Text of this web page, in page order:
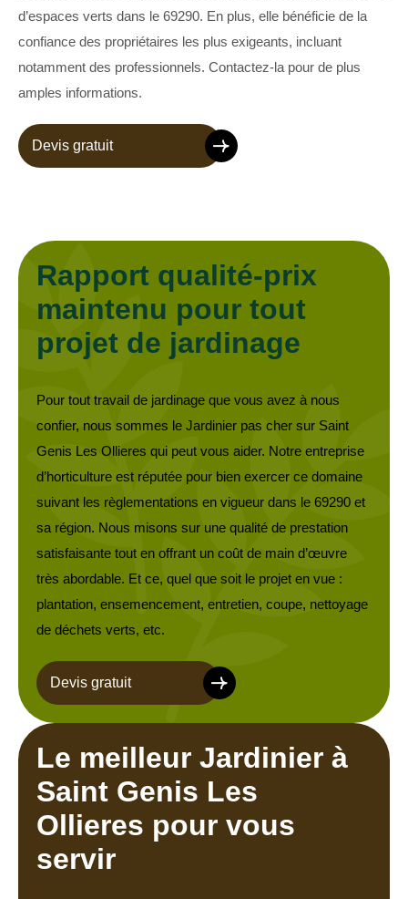
d’espaces verts dans le 69290. En plus, elle bénéficie de la
confiance des propriétaires les plus exigeants, incluant
notamment des professionnels. Contactez-la pour de plus
amples informations.
Devis gratuit
Rapport qualité-prix
maintenu pour tout
projet de jardinage
Pour tout travail de jardinage que vous avez à nous
confier, nous sommes le Jardinier pas cher sur Saint
Genis Les Ollieres qui peut vous aider. Notre entreprise
d’horticulture est réputée pour bien exercer ce domaine
suivant les règlementations en vigueur dans le 69290 et
sa région. Nous misons sur une qualité de prestation
satisfaisante tout en offrant un coût de main d’œuvre
très abordable. Et ce, quel que soit le projet en vue :
plantation, ensemencement, entretien, coupe, nettoyage
de déchets verts, etc.
Devis gratuit
Le meilleur Jardinier à
Saint Genis Les
Ollieres pour vous
servir